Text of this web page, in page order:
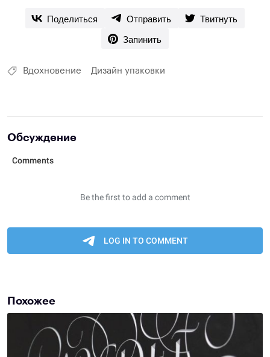
Поделиться Отправить
Твитнуть
Запинить
Вдохновение Дизайн упаковки
Обсуждение
Похожее